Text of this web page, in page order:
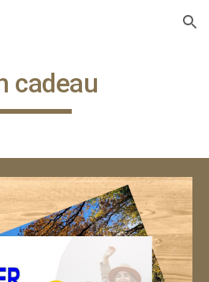
Skip to navigation
cadeau